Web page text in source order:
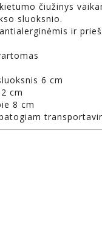
čiužinys
sluoksnio.
ir
6 cm
cm
8 cm